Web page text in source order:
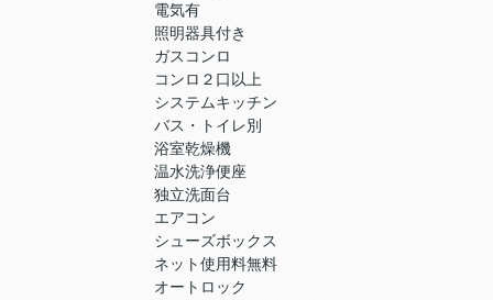
電気有
照明器具付き
ガスコンロ
コンロ２口以上
システムキッチン
バス・トイレ別
浴室乾燥機
温水洗浄便座
独立洗面台
エアコン
シューズボックス
ネット使用料無料
オートロック